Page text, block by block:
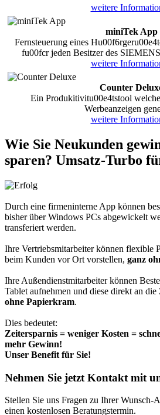
weitere
miniTek App
Fernsteuerung eines
fu00fcr jeden Besitzer des
weitere
Counter
Ein Produkitivitu00e4tstool
Werbeanzeigen
weitere
Wie Sie Neukunden
sparen? Umsatz-Turbo
Durch eine firmeninterne App können
bisher über Windows PCs abgewickelt
transferiert werden.
Ihre Vertriebsmitarbeiter können flexible
beim Kunden vor Ort vorstellen, ganz
Ihre Außendienstmitarbeiter können
Tablet aufnehmen und diese direkt an die
ohne Papierkram.
Dies bedeutet:
Zeitersparnis = weniger Kosten =
mehr Gewinn!
Unser Benefit für Sie!
Nehmen Sie jetzt Kontakt mit
Stellen Sie uns Fragen zu Ihrer Wunsch-
einen kostenlosen Beratungstermin.